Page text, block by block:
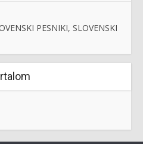
PESNIKI, SLOVENSKI